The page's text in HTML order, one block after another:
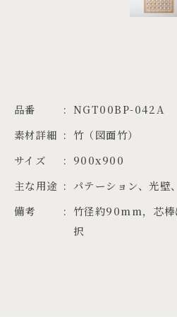
品番
NGT00BP-042A
素材詳細
竹（図面竹）
サイズ
900x900
主な用途
パテーション、光壁
備考
竹径約90mm，芯棒
択